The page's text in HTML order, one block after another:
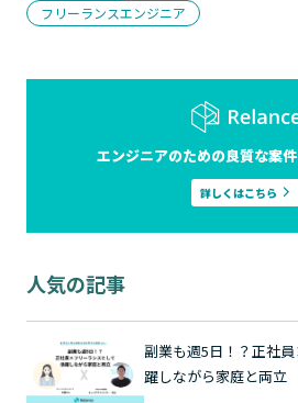
フリーランスエンジニア
エンジニアのための良質な案件
詳しくはこちら
人気の記事
副業も週5日！？正社
躍しながら家庭と両立